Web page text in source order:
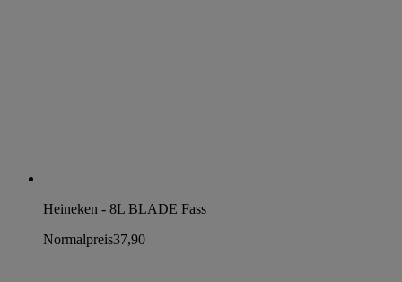
Heineken - 8L BLADE Fass
Normalpreis37,90